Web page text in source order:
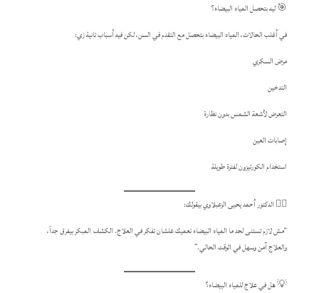
🎯 ليه بتحصل المياه البيضاء؟
في أغلب الحالات، المياه البيضاء بتحصل مع التقدم في السن، لكن فيه أسباب تانية زي:
مرض السكري
التدخين
التعرض لأشعة الشمس بدون نظارة
إصابات العين
استخدام الكورتيزون لفترة طويلة
👨‍⚕️ الدكتور أحمد يحيى الزعبلاوي بيقولك:
“مش لازم تستنى لحد ما المياه البيضاء تعميك علشان تفكر في العلاج. الكشف المبكر بيفرق جداً،
والعلاج آمن وسهل في الوقت الحالي.”
💡 هل في علاج للمياه البيضاء؟